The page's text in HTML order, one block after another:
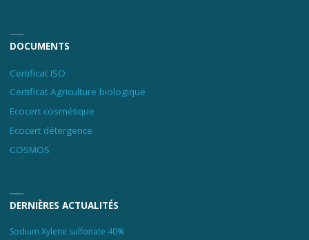
DOCUMENTS
Certificat ISO
Certificat Agriculture biologique
Ecocert cosmétique
Ecocert détergence
COSMOS
DERNIÈRES ACTUALITÉS
Sodium Xylene sulfonate 40%